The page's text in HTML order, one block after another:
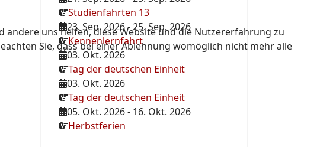
Studienfahrten 13
23. Sep. 2026-25. Sep. 2026
Kennenlernfahrt
03. Okt. 2026
Tag der deutschen Einheit
03. Okt. 2026
Tag der deutschen Einheit
05. Okt. 2026- 16. Okt. 2026
Herbstferien
andere uns helfen, diese Website und die Nutzererfahrung zu
Sie, dass bei einer Ablehnung womöglich nicht mehr alle